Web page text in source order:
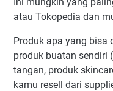
atau Tokopedia dan
Produk apa yang bisa
produk buatan sendiri
tangan, produk
kamu resell dari